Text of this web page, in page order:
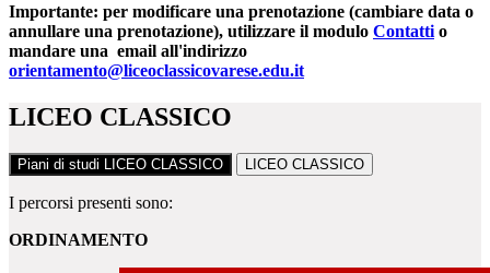
Importante: per modificare una prenotazione (cambiare data o
annullare una prenotazione), utilizzare il modulo Contatti o
mandare una email all'indirizzo
orientamento@liceoclassicovarese.edu.it
LICEO CLASSICO
Piani di studi LICEO CLASSICO LICEO CLASSICO
I percorsi presenti sono:
ORDINAMENTO